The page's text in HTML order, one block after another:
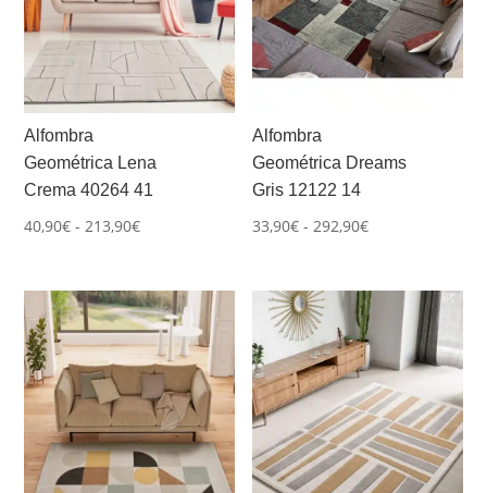
Alfombra
Geométrica Lena
Crema 40264 41
40,90€ - 213,90€Rango
desde
40,90€
hasta
213,90€
Alfombra
Geométrica Dreams
Gris 12122 14
33,90€ - 292,90€Rango
desde
33,90€
hasta
292,90€